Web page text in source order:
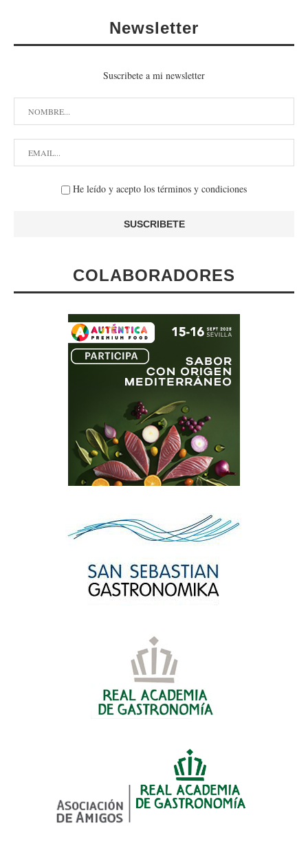
Newsletter
Suscribete a mi newsletter
He leído y acepto los términos y condiciones
COLABORADORES